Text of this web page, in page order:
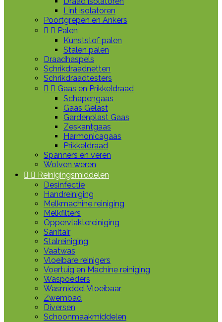
Lint isolatoren
Poortgrepen en Ankers
  Palen
Kunststof palen
Stalen palen
Draadhaspels
Schrikdraadnetten
Schrikdraadtesters
  Gaas en Prikkeldraad
Schapengaas
Gaas Gelast
Gardenplast Gaas
Zeskantgaas
Harmonicagaas
Prikkeldraad
Spanners en veren
Wolven weren
  Reinigingsmiddelen
Desinfectie
Handreiniging
Melkmachine reiniging
Melkfilters
Oppervlaktereiniging
Sanitair
Stalreiniging
Vaatwas
Vloeibare reinigers
Voertuig en Machine reiniging
Waspoeders
Wasmiddel Vloeibaar
Zwembad
Diversen
Schoonmaakmiddelen